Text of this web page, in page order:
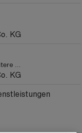
KG
…
KG